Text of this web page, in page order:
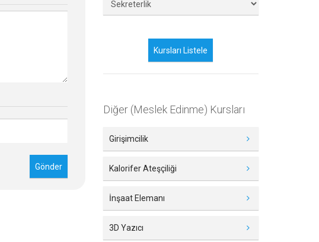
Diğer (Meslek Edinme) Kursları
Girişimcilik
Kalorifer Ateşçiliği
İnşaat Elemanı
3D Yazıcı